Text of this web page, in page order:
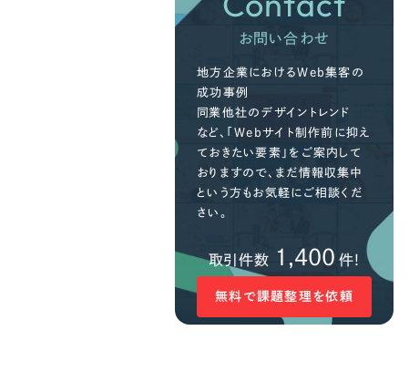
お問い合わせ
地方企業におけるWeb集客の
成功事例
同業他社のデザイントレンド
など、「Webサイト制作前に抑え
ておきたい要素」をご案内して
おりますので、まだ情報収集中
という方もお気軽にご相談くだ
さい。
取引件数 1,400 件!
無料で課題整理を依頼